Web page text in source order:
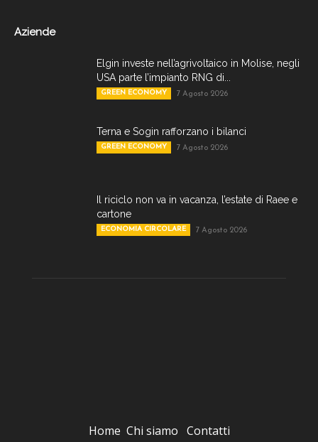
Aziende
Elgin investe nell’agrivoltaico in Molise, negli
USA parte l’impianto RNG di...
GREEN ECONOMY 7 Agosto 2026
Terna e Sogin rafforzano i bilanci
GREEN ECONOMY 7 Agosto 2026
Il riciclo non va in vacanza, l’estate di Raee e
cartone
ECONOMIA CIRCOLARE 7 Agosto 2026
Home Chi siamo Contatti